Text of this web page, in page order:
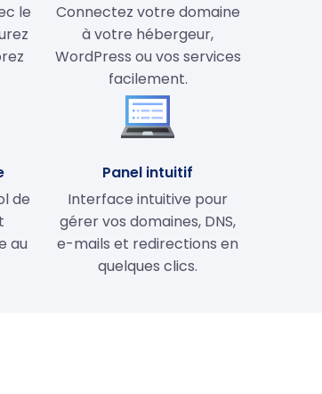
le
Connectez votre domaine
à votre hébergeur,
WordPress ou vos services
facilement.
de
au
Panel intuitif
Interface intuitive pour
gérer vos domaines, DNS,
e-mails et redirections en
quelques clics.